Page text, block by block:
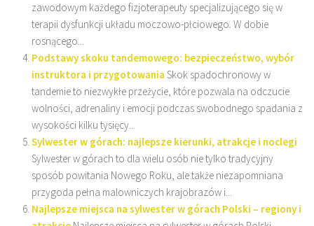
zawodowym każdego fizjoterapeuty specjalizującego się w
terapii dysfunkcji układu moczowo-płciowego. W dobie
rosnącego...
Podstawy skoku tandemowego: bezpieczeństwo, wybór
instruktora i przygotowania Skok spadochronowy w
tandemie to niezwykłe przeżycie, które pozwala na odczucie
wolności, adrenaliny i emocji podczas swobodnego spadania z
wysokości kilku tysięcy...
Sylwester w górach: najlepsze kierunki, atrakcje i noclegi
Sylwester w górach to dla wielu osób nie tylko tradycyjny
sposób powitania Nowego Roku, ale także niezapomniana
przygoda pełna malowniczych krajobrazów i...
Najlepsze miejsca na sylwester w górach Polski – regiony i